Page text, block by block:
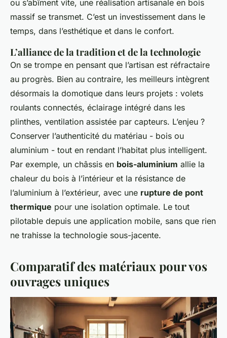
ou s’abîment vite, une réalisation artisanale en bois
massif se transmet. C’est un investissement dans le
temps, dans l’esthétique et dans le confort.
L’alliance de la tradition et de la technologie
On se trompe en pensant que l’artisan est réfractaire
au progrès. Bien au contraire, les meilleurs intègrent
désormais la domotique dans leurs projets : volets
roulants connectés, éclairage intégré dans les
plinthes, ventilation assistée par capteurs. L’enjeu ?
Conserver l’authenticité du matériau - bois ou
aluminium - tout en rendant l’habitat plus intelligent.
Par exemple, un châssis en bois-aluminium allie la
chaleur du bois à l’intérieur et la résistance de
l’aluminium à l’extérieur, avec une rupture de pont
thermique pour une isolation optimale. Le tout
pilotable depuis une application mobile, sans que rien
ne trahisse la technologie sous-jacente.
Comparatif des matériaux pour vos
ouvrages uniques